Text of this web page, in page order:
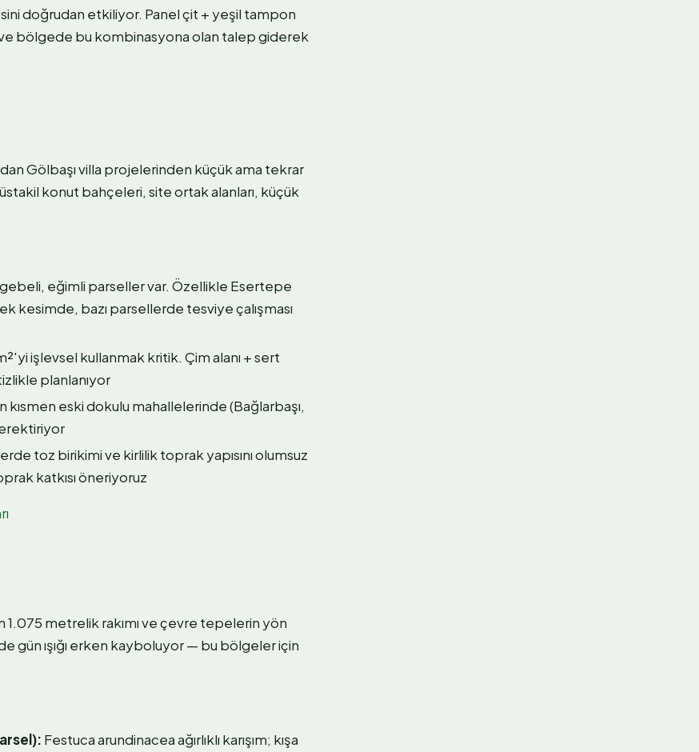
doğrudan etkiliyor. Panel çit + yeşil tampon
bölgede bu kombinasyona olan talep giderek
Gölbaşı villa projelerinden küçük ama tekrar
konut bahçeleri, site ortak alanları, küçük
eğimli parseller var. Özellikle Esertepe
kesimde, bazı parsellerde tesviye çalışması
işlevsel kullanmak kritik. Çim alanı + sert
planlanıyor
kısmen eski dokulu mahallelerinde (Bağlarbaşı,
toz birikimi ve kirlilik toprak yapısını olumsuz
katkısı öneriyoruz
metrelik rakımı ve çevre tepelerin yön
gün ışığı erken kayboluyor — bu bölgeler için
Festuca arundinacea ağırlıklı karışım; kışa